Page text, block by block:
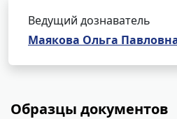
Ведущий дознаватель
Маякова Ольга
Образцы документов